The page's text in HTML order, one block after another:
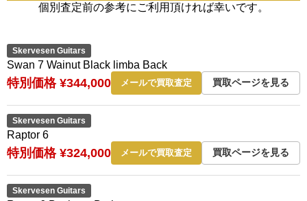
個別査定前の参考にご利用頂ければ幸いです。
Skervesen Guitars
Swan 7 Wainut Black limba Back
特別価格 ¥344,000 メールで買取査定 買取ページを見る
Skervesen Guitars
Raptor 6
特別価格 ¥324,000 メールで買取査定 買取ページを見る
Skervesen Guitars